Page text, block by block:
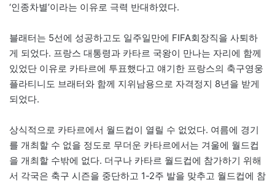
‘인종차별’이라는 이유로 극력 반대하였다.
블래터는 5선에 성공하고도 일주일만에 FIFA회장직을 사퇴하
게 되었다. 프랑스 대통령과 카타르 국왕이 만나는 자리에 함께
있었단 이유로 카타르에 투표했다고 얘기한 프랑스의 축구영웅
플라티니도 브래터와 함께 지위남용으로 자격정지 8년을 받게
되었다.
상식적으로 카타르에서 월드컵이 열릴 수 없었다. 여름에 경기
를 개최할 수 없을 정도로 무더운 카타르에서는 겨울에 월드컵
을 개최할 수밖에 없다. 더구나 카타르 월드컵에 참가하기 위해
서 각국은 축구 시즌을 중단하고 1-2주 발을 맞추고 월드컵에 참